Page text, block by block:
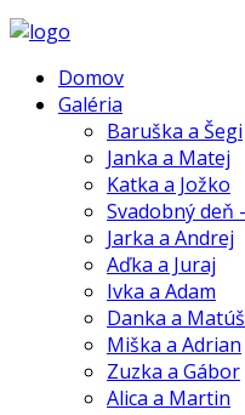
Domov
Galéria
Baruška a Šegi
Janka a Matej
Katka a Jožko
Svadobný deň
Jarka a Andrej
Aďka a Juraj
Ivka a Adam
Danka a Matúš
Miška a Adrian
Zuzka a Gábor
Alica a Martin